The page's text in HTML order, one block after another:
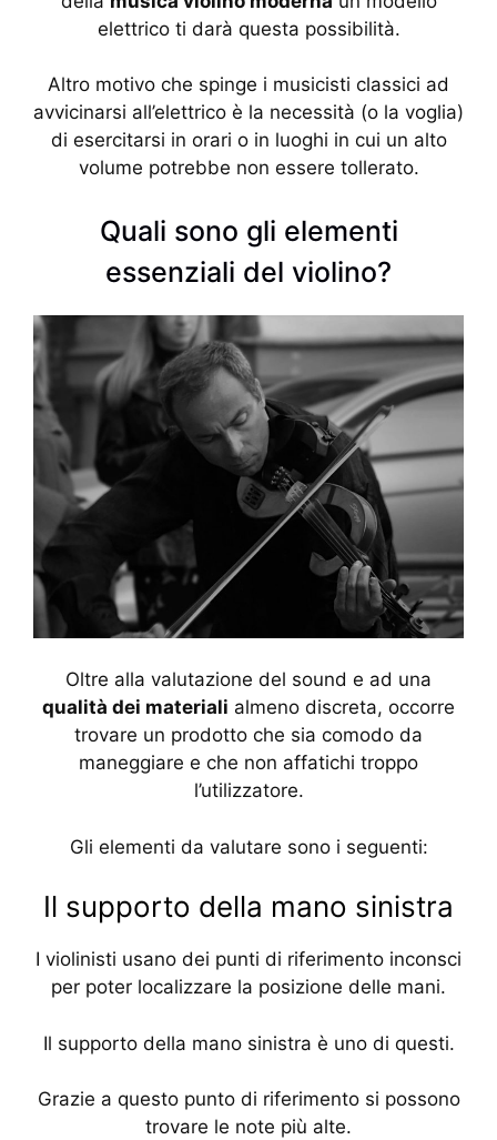
elettrico ti darà questa possibilità.
Altro motivo che spinge i musicisti classici ad
avvicinarsi all’elettrico è la necessità (o la voglia)
di esercitarsi in orari o in luoghi in cui un alto
volume potrebbe non essere tollerato.
Quali sono gli elementi
essenziali del violino?
Oltre alla valutazione del sound e ad una
qualità dei materiali almeno discreta, occorre
trovare un prodotto che sia comodo da
maneggiare e che non affatichi troppo
l’utilizzatore.
Gli elementi da valutare sono i seguenti:
Il supporto della mano sinistra
I violinisti usano dei punti di riferimento inconsci
per poter localizzare la posizione delle mani.
Il supporto della mano sinistra è uno di questi.
Grazie a questo punto di riferimento si possono
trovare le note più alte.